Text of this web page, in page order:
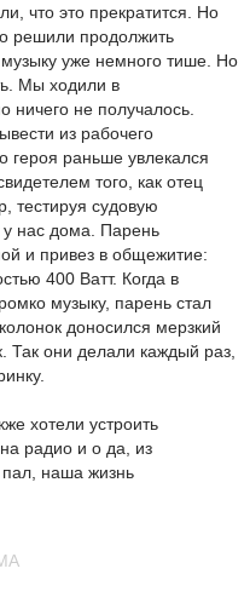
что это прекратится. Но
решили продолжить
уже немного тише. Но
Мы ходили в
не получалось.
из рабочего
героя раньше увлекался
того, как отец
тестируя судовую
нас дома. Парень
и привез в общежитие:
400 Ватт. Когда в
музыку, парень стал
доносился мерзкий
Так они делали каждый раз,
хотели устроить
радио и о да, из
наша жизнь